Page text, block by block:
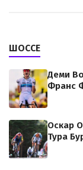
ШОССЕ
Деми
Франс
Оскар
Тура